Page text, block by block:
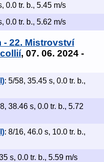
0.0 tr. b., 5.45 m/s
0.0 tr. b., 5.62 m/s
- 22. Mistrovství
, 07. 06. 2024 -
: 5/58, 35.45 s, 0.0 tr. b.,
38.46 s, 0.0 tr. b., 5.72
: 8/16, 46.0 s, 10.0 tr. b.,
s, 0.0 tr. b., 5.59 m/s